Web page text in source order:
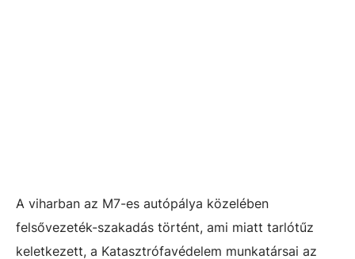
A viharban az M7-es autópálya közelében
felsővezeték-szakadás történt, ami miatt tarlótűz
keletkezett, a Katasztrófavédelem munkatársai az